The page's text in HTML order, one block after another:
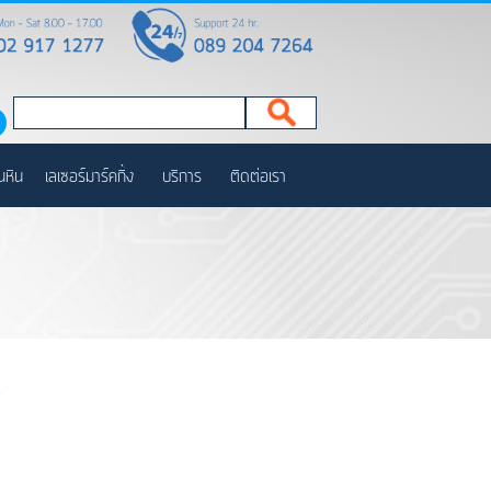
หิน เลเซอร์มาร์คกิ้ง บริการ ติดต่อเรา